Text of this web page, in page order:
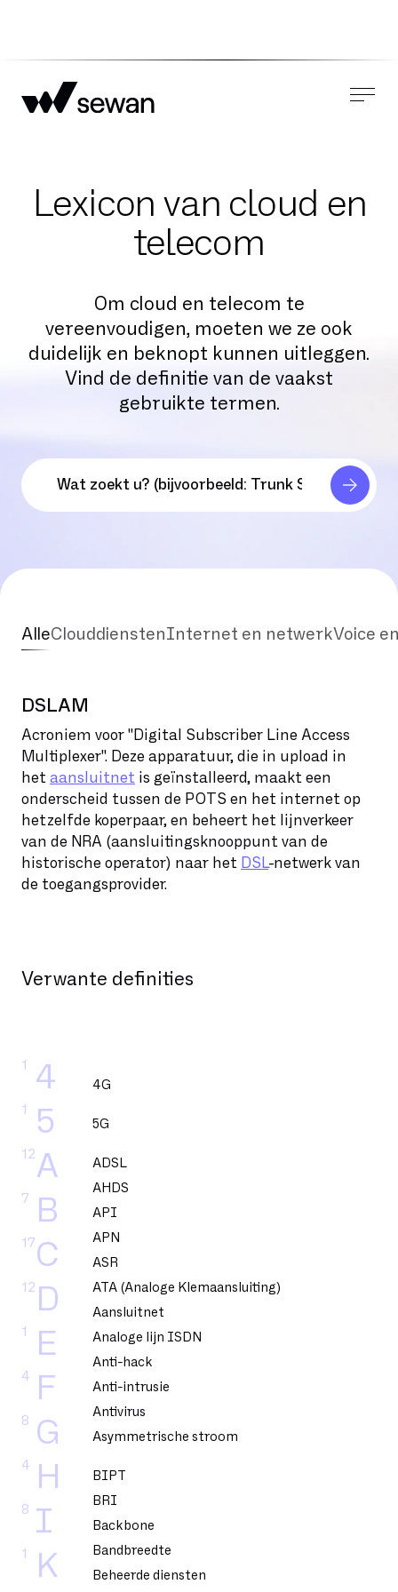
Lexicon van cloud en
telecom
Om cloud en telecom te
vereenvoudigen, moeten we ze ook
duidelijk en beknopt kunnen uitleggen.
Vind de definitie van de vaakst
gebruikte termen.
AlleClouddienstenInternet en netwerkVoice
4
1
5
1
A
12
B
7
C
17
D
12
E
1
F
4
G
8
H
4
I
8
K
1
4G
5G
ADSL
AHDS
API
APN
ASR
ATA (Analoge Klemaansluiting)
Aansluitnet
Analoge lijn ISDN
Anti-hack
Anti-intrusie
Antivirus
Asymmetrische stroom
BIPT
BRI
Backbone
Bandbreedte
Beheerde diensten
DSLAM
Acroniem voor "Digital Subscriber Line Access
Multiplexer". Deze apparatuur, die in upload in
het aansluitnet is geïnstalleerd, maakt een
onderscheid tussen de POTS en het internet op
hetzelfde koperpaar, en beheert het lijnverkeer
van de NRA (aansluitingsknooppunt van de
historische operator) naar het DSL-netwerk van
de toegangsprovider.
Verwante definities